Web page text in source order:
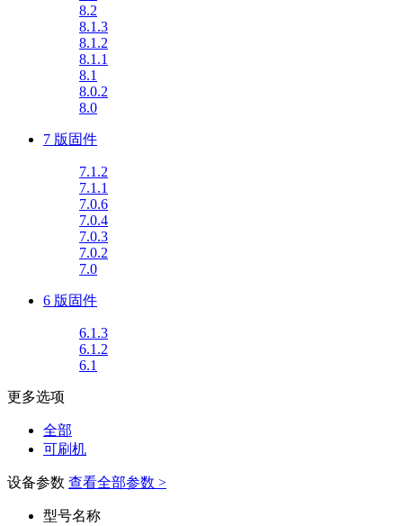
8.2
8.1.3
8.1.2
8.1.1
8.1
8.0.2
8.0
7 版固件
7.1.2
7.1.1
7.0.6
7.0.4
7.0.3
7.0.2
7.0
6 版固件
6.1.3
6.1.2
6.1
更多选项
全部
可刷机
设备参数 查看全部参数 >
型号名称